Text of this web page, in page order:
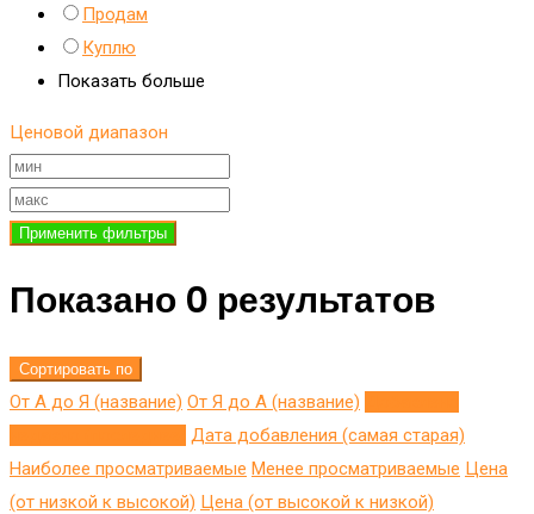
Продам
Куплю
Показать больше
Ценовой диапазон
Применить фильтры
Показано 0 результатов
Сортировать по
От А до Я (название) От Я до A (название)
Дата добавления (самая старая)
Наиболее просматриваемые Менее просматриваемые Цена
(от низкой к высокой) Цена (от высокой к низкой)